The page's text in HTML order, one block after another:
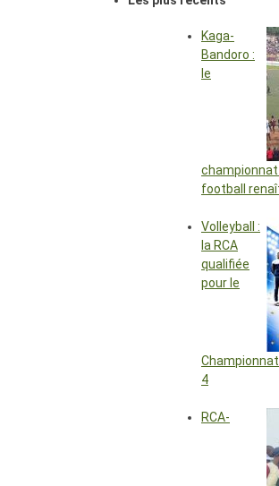
Kaga-
Bandoro :
le
championnat
football
Volleyball :
la RCA
qualifiée
pour le
Championnat
4
RCA-